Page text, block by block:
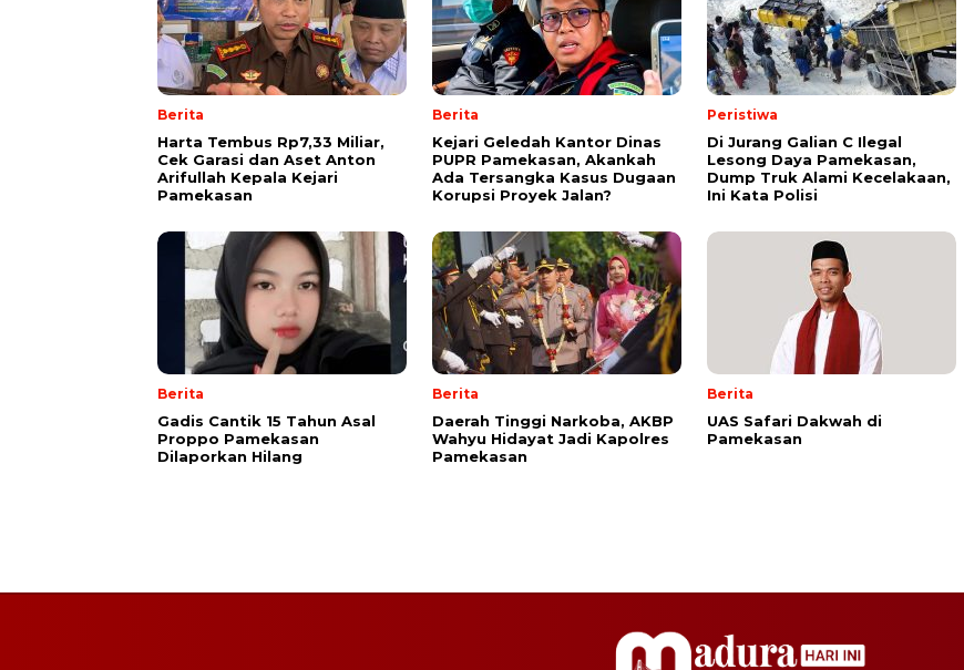
Berita
Harta Tembus Rp7,33 Miliar,
Cek Garasi dan Aset Anton
Arifullah Kepala Kejari
Pamekasan
Berita
Kejari Geledah Kantor Dinas
PUPR Pamekasan, Akankah
Ada Tersangka Kasus Dugaan
Korupsi Proyek Jalan?
Peristiwa
Di Jurang Galian C Ilegal
Lesong Daya Pamekasan,
Dump Truk Alami Kecelakaan,
Ini Kata Polisi
Berita
Gadis Cantik 15 Tahun Asal
Proppo Pamekasan
Dilaporkan Hilang
Berita
Daerah Tinggi Narkoba, AKBP
Wahyu Hidayat Jadi Kapolres
Pamekasan
Berita
UAS Safari Dakwah di
Pamekasan